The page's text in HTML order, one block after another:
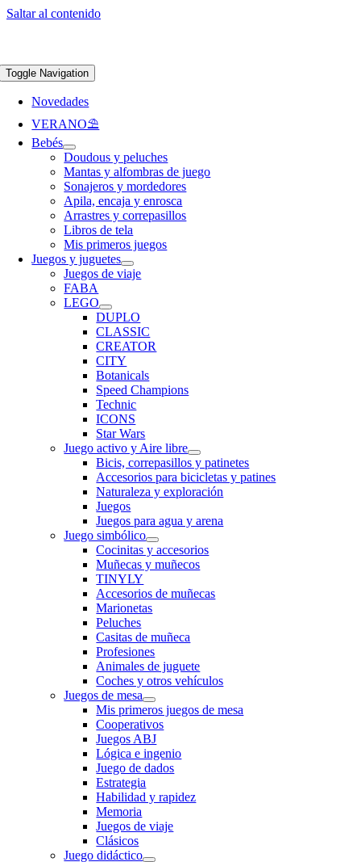
Saltar al contenido
Toggle Navigation
Novedades
VERANO⛱️​
Bebés
Doudous y peluches
Mantas y alfombras de juego
Sonajeros y mordedores
Apila, encaja y enrosca
Arrastres y correpasillos
Libros de tela
Mis primeros juegos
Juegos y juguetes
Juegos de viaje
FABA
LEGO
DUPLO
CLASSIC
CREATOR
CITY
Botanicals
Speed Champions
Technic
ICONS
Star Wars
Juego activo y Aire libre
Bicis, correpasillos y patinetes
Accesorios para bicicletas y patines
Naturaleza y exploración
Juegos
Juegos para agua y arena
Juego simbólico
Cocinitas y accesorios
Muñecas y muñecos
TINYLY
Accesorios de muñecas
Marionetas
Peluches
Casitas de muñeca
Profesiones
Animales de juguete
Coches y otros vehículos
Juegos de mesa
Mis primeros juegos de mesa
Cooperativos
Juegos ABJ
Lógica e ingenio
Juego de dados
Estrategia
Habilidad y rapidez
Memoria
Juegos de viaje
Clásicos
Juego didáctico